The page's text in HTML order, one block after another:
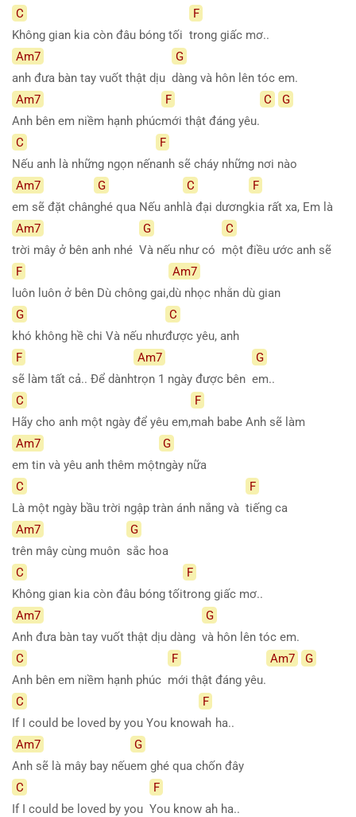
C
Không gian kia còn đâu bóng tối
F
trong giấc mơ..
Am7
anh đưa bàn tay vuốt thật dịu
G
dàng và hôn lên tóc em.
Am7
Anh bên em niềm hạnh phúc
F
mới thật đáng yêu.
C G
C
Nếu anh là những ngọn nến
F
anh sẽ cháy những nơi nào
Am7
em sẽ đặt chân
G
ghé qua Nếu anh
C
là đại dương
F
kia rất xa, Em là
Am7
trời mây ở bên anh nhé
G
Và nếu như có
C
một điều ước anh sẽ
F
luôn luôn ở bên Dù chông gai,
Am7
dù nhọc nhằn dù gian
G
khó không hề chi Và nếu như
C
được yêu, anh
F
sẽ làm tất cả.. Để dành
Am7
trọn 1 ngày được bên
G
em..
C
Hãy cho anh một ngày để yêu em,
F
mah babe Anh sẽ làm
Am7
em tin và yêu anh thêm một
G
ngày nữa
C
Là một ngày bầu trời ngập tràn ánh nắng và
F
tiếng ca
Am7
trên mây cùng muôn
G
sắc hoa
C
Không gian kia còn đâu bóng tối
F
trong giấc mơ..
Am7
Anh đưa bàn tay vuốt thật dịu dàng
G
và hôn lên tóc em.
C
Anh bên em niềm hạnh phúc
F
mới thật đáng yêu.
Am7 G
C
If I could be loved by you You know
F
ah ha..
Am7
Anh sẽ là mây bay nếu
G
em ghé qua chốn đây
C
If I could be loved by you
F
You know ah ha..